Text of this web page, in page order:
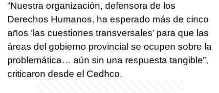
“Nuestra organización, defensora de los
Derechos Humanos, ha esperado más de cinco
años ‘las cuestiones transversales’ para que las
áreas del gobierno provincial se ocupen sobre la
problemática… aún sin una respuesta tangible”,
criticaron desde el Cedhco.